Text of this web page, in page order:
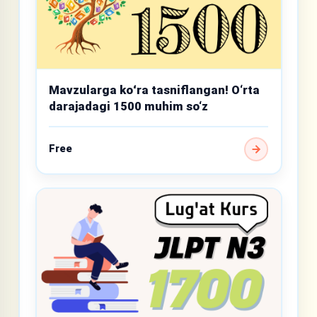
Mavzularga koʻra tasniflangan! O‘rta
darajadagi 1500 muhim so‘z
Free